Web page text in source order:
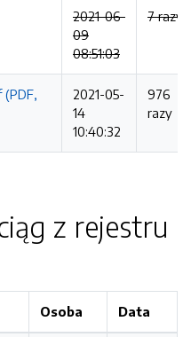
2021-06-
09
08:51:03
7 razy
(PDF,
2021-05-
14
10:40:32
976
razy
z rejestru
Osoba Data